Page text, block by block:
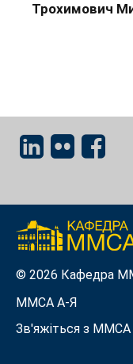
Трохимович
© 2026 Кафедра
ММСА A-Я
Зв'яжіться з MMСА